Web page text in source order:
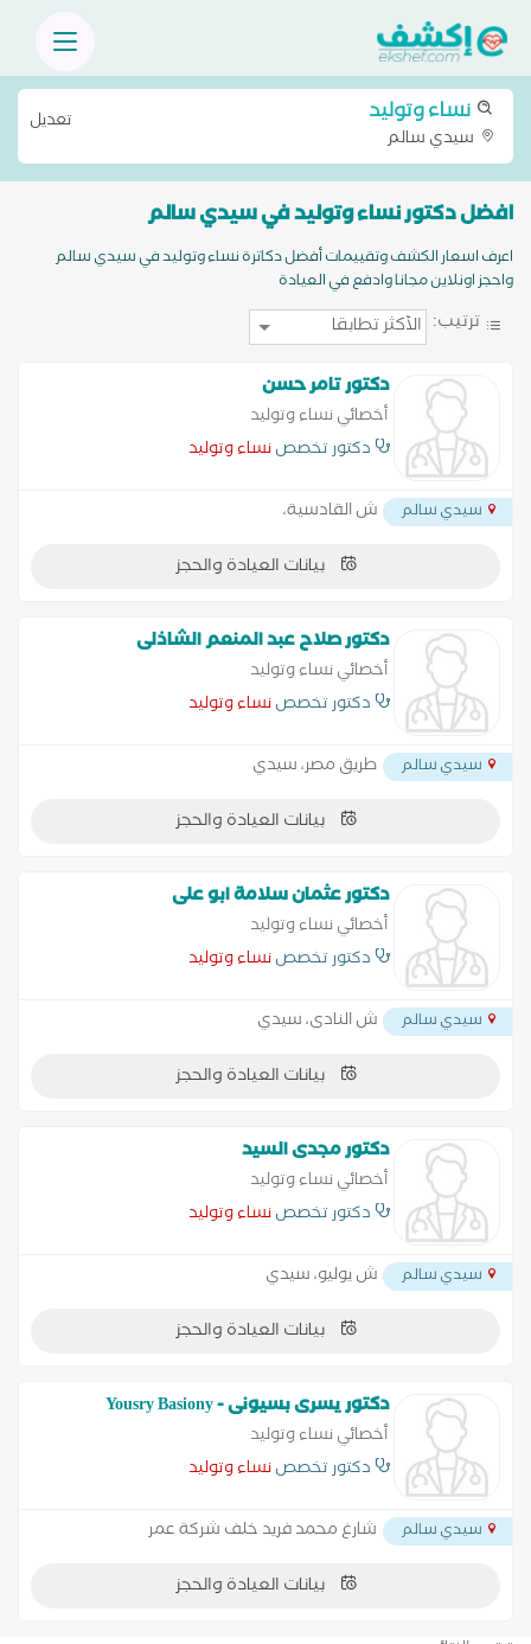
نساء وتوليد
سيدي سالم
تعديل
افضل دكتور نساء وتوليد في سيدي سالم
اعرف اسعار الكشف وتقييمات أفضل دكاترة نساء وتوليد في سيدي سالم
واحجز اونلاين مجانا وادفع في العيادة
ترتيب:
دكتور تامر حسن
أخصائي نساء وتوليد
دكتور تخصصنساء وتوليد
سيدي سالم ش القادسية،
بيانات العيادة والحجز
دكتور صلاح عبد المنعم الشاذلى
أخصائي نساء وتوليد
دكتور تخصصنساء وتوليد
سيدي سالم طريق مصر، سيدي
بيانات العيادة والحجز
دكتور عثمان سلامة ابو على
أخصائي نساء وتوليد
دكتور تخصصنساء وتوليد
سيدي سالم ش النادى، سيدي
بيانات العيادة والحجز
دكتور مجدى السيد
أخصائي نساء وتوليد
دكتور تخصصنساء وتوليد
سيدي سالم ش يوليو، سيدي
بيانات العيادة والحجز
دكتور يسرى بسيونى - Yousry Basiony
أخصائي نساء وتوليد
دكتور تخصصنساء وتوليد
سيدي سالم شارغ محمد فريد خلف شركة عمر
بيانات العيادة والحجز